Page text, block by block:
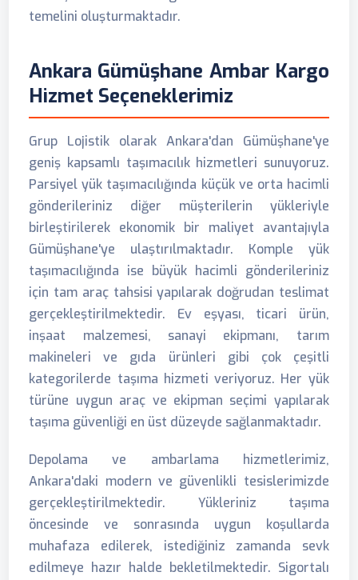
temelini oluşturmaktadır.
Ankara Gümüşhane Ambar Kargo
Hizmet Seçeneklerimiz
Grup Lojistik olarak Ankara'dan Gümüşhane'ye
geniş kapsamlı taşımacılık hizmetleri sunuyoruz.
Parsiyel yük taşımacılığında küçük ve orta hacimli
gönderileriniz diğer müşterilerin yükleriyle
birleştirilerek ekonomik bir maliyet avantajıyla
Gümüşhane'ye ulaştırılmaktadır. Komple yük
taşımacılığında ise büyük hacimli gönderileriniz
için tam araç tahsisi yapılarak doğrudan teslimat
gerçekleştirilmektedir. Ev eşyası, ticari ürün,
inşaat malzemesi, sanayi ekipmanı, tarım
makineleri ve gıda ürünleri gibi çok çeşitli
kategorilerde taşıma hizmeti veriyoruz. Her yük
türüne uygun araç ve ekipman seçimi yapılarak
taşıma güvenliği en üst düzeyde sağlanmaktadır.
Depolama ve ambarlama hizmetlerimiz,
Ankara'daki modern ve güvenlikli tesislerimizde
gerçekleştirilmektedir. Yükleriniz taşıma
öncesinde ve sonrasında uygun koşullarda
muhafaza edilerek, istediğiniz zamanda sevk
edilmeye hazır halde bekletilmektedir. Sigortalı